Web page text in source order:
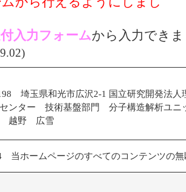
入力フォームから入力できま
埼玉県和光市広沢2-1 国立研究開発法人
ンター 技術基盤部門 分子構造解析ユニ
越野 広雪
当ホームページのすべてのコンテンツの